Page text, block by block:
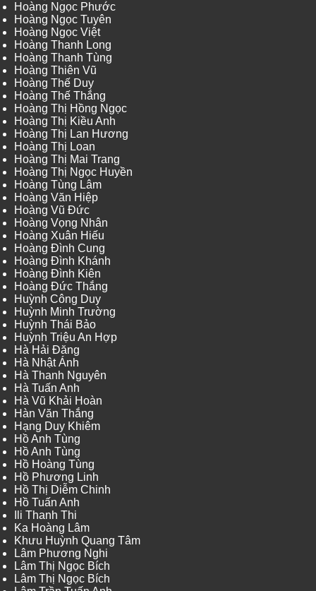
Hoàng Ngọc Phước
Hoàng Ngọc Tuyên
Hoàng Ngọc Việt
Hoàng Thanh Long
Hoàng Thanh Tùng
Hoàng Thiên Vũ
Hoàng Thế Duy
Hoàng Thế Thắng
Hoàng Thị Hồng Ngọc
Hoàng Thị Kiều Anh
Hoàng Thị Lan Hương
Hoàng Thị Loan
Hoàng Thị Mai Trang
Hoàng Thị Ngọc Huyền
Hoàng Tùng Lâm
Hoàng Văn Hiệp
Hoàng Vũ Đức
Hoàng Vọng Nhân
Hoàng Xuân Hiếu
Hoàng Đình Cung
Hoàng Đình Khánh
Hoàng Đình Kiên
Hoàng Đức Thắng
Huỳnh Công Duy
Huỳnh Minh Trường
Huỳnh Thái Bảo
Huỳnh Triệu An Hợp
Hà Hải Đăng
Hà Nhật Ánh
Hà Thanh Nguyên
Hà Tuấn Anh
Hà Vũ Khải Hoàn
Hàn Văn Thắng
Hạng Duy Khiêm
Hồ Anh Tùng
Hồ Anh Tùng
Hồ Hoàng Tùng
Hồ Phương Linh
Hồ Thị Diễm Chinh
Hồ Tuấn Anh
Ili Thanh Thi
Ka Hoàng Lâm
Khưu Huỳnh Quang Tâm
Lâm Phương Nghi
Lâm Thị Ngọc Bích
Lâm Thị Ngọc Bích